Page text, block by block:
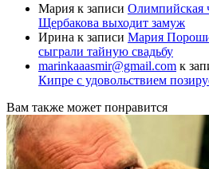
Мария к записи Олимпийская
Щербакова выходит замуж
Ирина к записи Мария
сыграли тайную свадьбу
marinkaaasmir@gmail.com к
Кипре с удовольствием
Вам также может понравится